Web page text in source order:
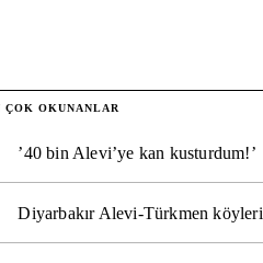
ÇOK OKUNANLAR
’40 bin Alevi’ye kan kusturdum!’
Diyarbakır Alevi-Türkmen köyleri